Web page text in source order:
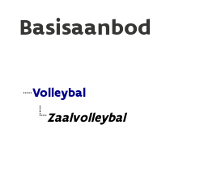
Basisaanbod
Volleybal
Zaalvolleybal